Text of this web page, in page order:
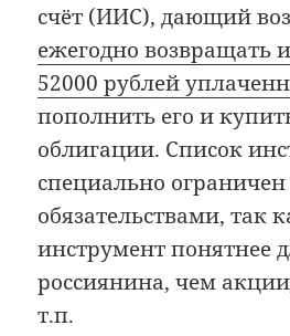
счёт (ИИС), дающий
ежегодно возвращать
52000 рублей
пополнить его и
облигации. Список
специально
обязательствами, так
инструмент понятнее
россиянина, чем
т.п.